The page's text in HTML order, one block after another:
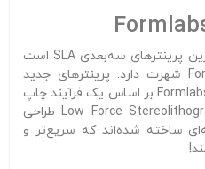
Formlabs یکی از شناخته‌شده‌ترین پرینترهای سه‌بعدی SLA است
که به‌ویژه به خاطر مدل Form 2 شهرت دارد. پرینترهای جدید
Formlabs Form 3 و Formlabs Form 3L بر اساس یک فرآیند چاپ
کاملاً جدید به نام Low Force Stereolithography (LFS) طراحی
ساخته شده‌اند که سریع‌تر و